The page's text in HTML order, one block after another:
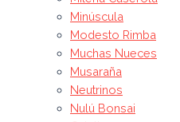
Minúscula
Modesto Rimba
Muchas Nueces
Musaraña
Neutrinos
Nulú Bonsai